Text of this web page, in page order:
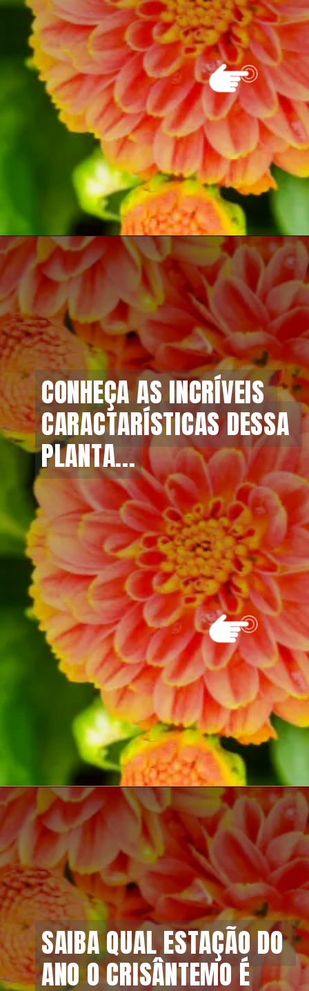
CONHEÇA AS INCRÍVEIS
CARACTARÍSTICAS DESSA
PLANTA...
CONHEÇA AS INCRÍVEIS
CARACTARÍSTICAS DESSA
PLANTA...
SAIBA QUAL ESTAÇÃO DO
ANO O CRISÂNTEMO É
SAIBA QUAL ESTAÇÃO DO
ANO O CRISÂNTEMO É